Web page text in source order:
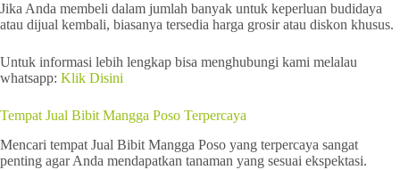
Jika Anda membeli dalam jumlah banyak untuk keperluan budidaya
atau dijual kembali, biasanya tersedia harga grosir atau diskon khusus.
Untuk informasi lebih lengkap bisa menghubungi kami melalau
whatsapp: Klik Disini
Tempat Jual Bibit Mangga Poso Terpercaya
Mencari tempat Jual Bibit Mangga Poso yang terpercaya sangat
penting agar Anda mendapatkan tanaman yang sesuai ekspektasi.